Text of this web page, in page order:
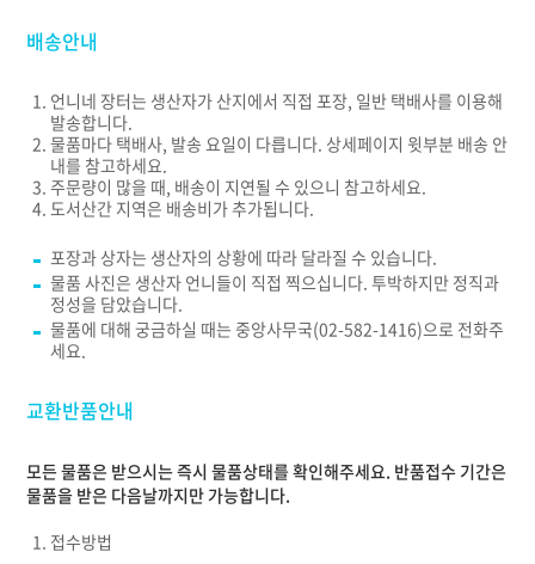
배송안내
언니네 장터는 생산자가 산지에서 직접 포장, 일반 택배사를 이용해
발송합니다.
물품마다 택배사, 발송 요일이 다릅니다. 상세페이지 윗부분 배송 안
내를 참고하세요.
주문량이 많을 때, 배송이 지연될 수 있으니 참고하세요.
도서산간 지역은 배송비가 추가됩니다.
포장과 상자는 생산자의 상황에 따라 달라질 수 있습니다.
물품 사진은 생산자 언니들이 직접 찍으십니다. 투박하지만 정직과
정성을 담았습니다.
물품에 대해 궁금하실 때는 중앙사무국(02-582-1416)으로 전화주
세요.
교환반품안내
모든 물품은 받으시는 즉시 물품상태를 확인해주세요. 반품접수 기간은
물품을 받은 다음날까지만 가능합니다.
접수방법